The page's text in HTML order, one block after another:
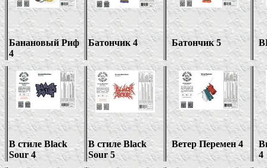
Банановый Риф
4
Батончик 4 Батончик5
В стиле Black
Sour 4
В стилеBlack
Sour 5
Ветер Перемен 4
4